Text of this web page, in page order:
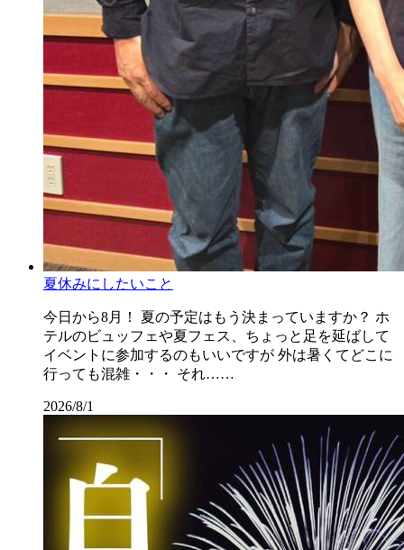
夏休みにしたいこと
今日から8月！ 夏の予定はもう決まっていますか？ ホ
テルのビュッフェや夏フェス、ちょっと足を延ばして
イベントに参加するのもいいですが 外は暑くてどこに
行っても混雑・・・ それ……
2026/8/1